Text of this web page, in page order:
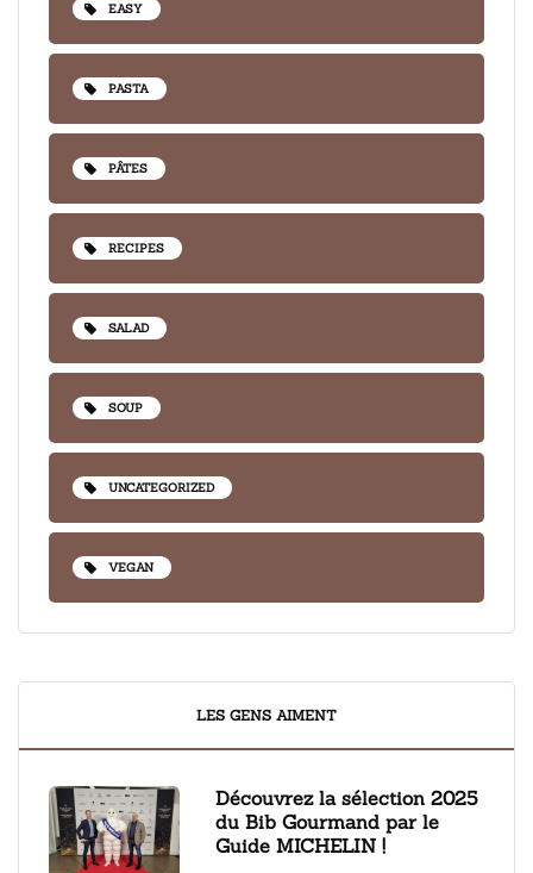
EASY
PASTA
PÂTES
RECIPES
SALAD
SOUP
UNCATEGORIZED
VEGAN
LES GENS AIMENT
Découvrez la sélection 2025
du Bib Gourmand par le
Guide MICHELIN !